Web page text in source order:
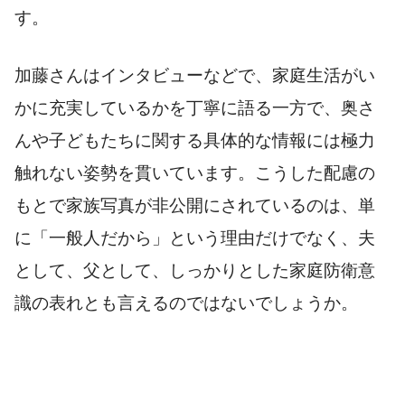
す。
加藤さんはインタビューなどで、家庭生活がい
かに充実しているかを丁寧に語る一方で、奥さ
んや子どもたちに関する具体的な情報には極力
触れない姿勢を貫いています。こうした配慮の
もとで家族写真が非公開にされているのは、単
に「一般人だから」という理由だけでなく、夫
として、父として、しっかりとした家庭防衛意
識の表れとも言えるのではないでしょうか。